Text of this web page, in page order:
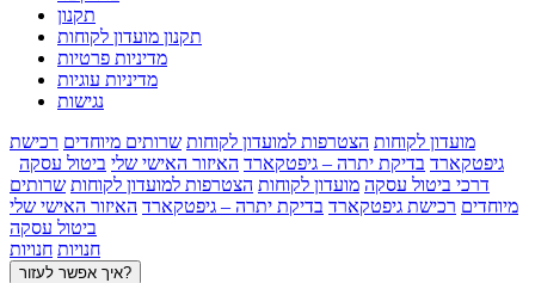
תקנון
תקנון מועדון לקוחות
מדיניות פרטיות
מדיניות עוגיות
נגישות
מועדון לקוחות הצטרפות למועדון לקוחות שרותים מיוחדים רכישת
גיפטקארד בדיקת יתרה – גיפטקארד האיזור האישי שלי ביטול עסקה
דרכי ביטול עסקה מועדון לקוחות הצטרפות למועדון לקוחות שרותים
מיוחדים רכישת גיפטקארד בדיקת יתרה – גיפטקארד האיזור האישי שלי
ביטול עסקה
חנויות חנויות
איך אפשר לעזור?